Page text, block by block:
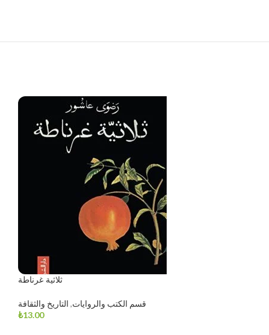
ثلاثية غرناطة
قسم الكتب والروايات, التاريخ والثقافة
₺13.00